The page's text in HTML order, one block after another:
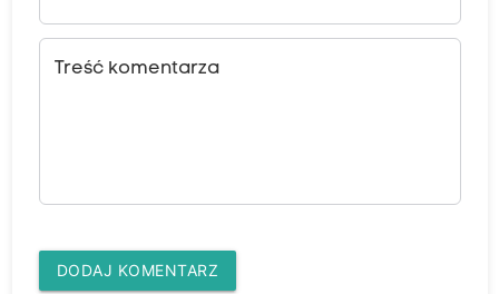
Treść komentarza
DODAJ KOMENTARZ